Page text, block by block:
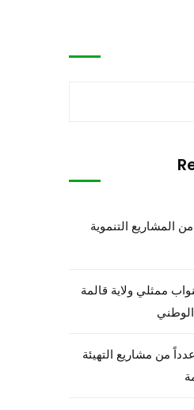
المشاريع التنموية
ممثلي ولاية قالمة
من مشاريع التهيئة